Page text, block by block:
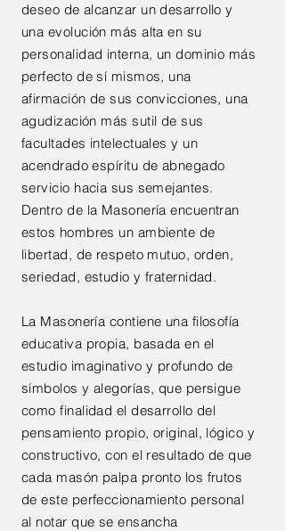
deseo de alcanzar un desarrollo y
una evolución más alta en su
personalidad interna, un dominio más
perfecto de sí mismos, una
afirmación de sus convicciones, una
agudización más sutil de sus
facultades intelectuales y un
acendrado espíritu de abnegado
servicio hacia sus semejantes.
Dentro de la Masonería encuentran
estos hombres un ambiente de
libertad, de respeto mutuo, orden,
seriedad, estudio y fraternidad.
La Masonería contiene una filosofía
educativa propia, basada en el
estudio imaginativo y profundo de
símbolos y alegorías, que persigue
como finalidad el desarrollo del
pensamiento propio, original, lógico y
constructivo, con el resultado de que
cada masón palpa pronto los frutos
de este perfeccionamiento personal
al notar que se ensancha